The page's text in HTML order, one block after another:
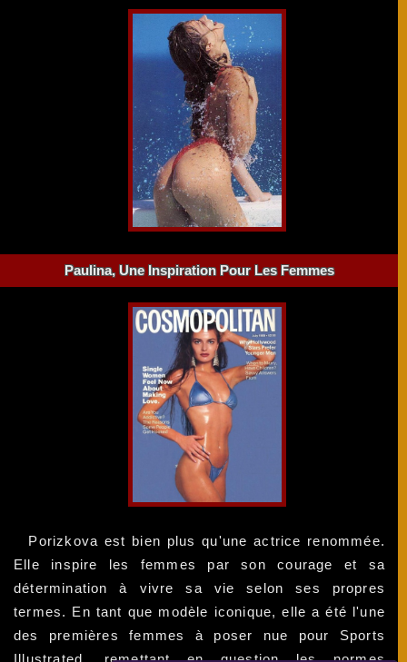
Paulina, Une Inspiration Pour Les Femmes
Porizkova est bien plus qu'une actrice renommée.
Elle inspire les femmes par son courage et sa
détermination à vivre sa vie selon ses propres
termes. En tant que modèle iconique, elle a été l'une
des premières femmes à poser nue pour Sports
Illustrated, remettant en question les normes